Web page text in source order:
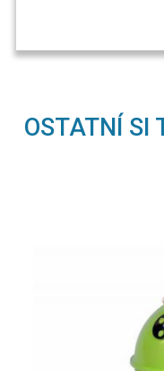
OSTATNÍ SI